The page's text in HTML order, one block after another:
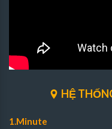
HỆ
1.Minute